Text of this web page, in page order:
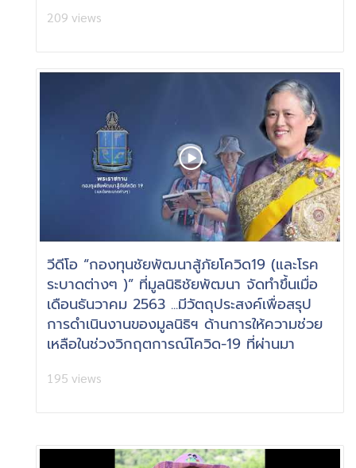
209 views
วีดีโอ “กองทุนชัยพัฒนาสู้ภัยโควิด19 (และโรค
ระบาดต่างๆ )” ที่มูลนิธิชัยพัฒนา จัดทำขึ้นเมื่อ
เดือนธันวาคม 2563 ...มีวัตถุประสงค์เพื่อสรุป
การดำเนินงานของมูลนิธิฯ ด้านการให้ความช่วย
เหลือในช่วงวิกฤตการณ์โควิด-19 ที่ผ่านมา
195 views